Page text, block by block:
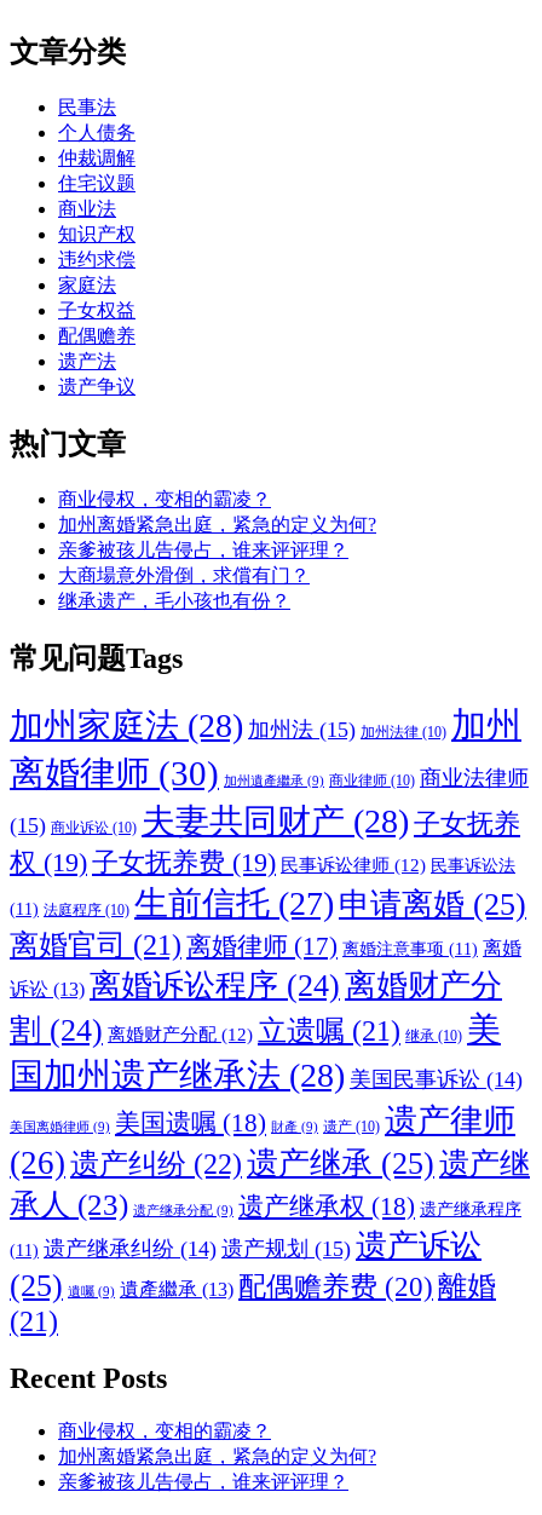
文章分类
民事法
个人债务
仲裁调解
住宅议题
商业法
知识产权
违约求偿
家庭法
子女权益
配偶赡养
遗产法
遗产争议
热门文章
商业侵权，变相的霸凌？
加州离婚紧急出庭，紧急的定义为何?
亲爹被孩儿告侵占，谁来评评理？
大商場意外滑倒，求償有门？
继承遗产，毛小孩也有份？
常见问题Tags
加州家庭法 (28) 加州法 (15) 加州法律 (10) 加州
离婚律师 (30) 加州遺產繼承 (9) 商业律师 (10) 商业法律师
(15) 商业诉讼 (10) 夫妻共同财产 (28) 子女抚养
权 (19)子女抚养费 (19) 民事诉讼律师 (12) 民事诉讼法
(11) 法庭程序 (10) 生前信托 (27) 申请离婚 (25)
离婚官司 (21) 离婚律师 (17) 离婚注意事项 (11) 离婚
诉讼 (13) 离婚诉讼程序 (24)离婚财产分
割 (24) 离婚财产分配 (12) 立遗嘱 (21) 继承 (10) 美
国加州遗产继承法 (28) 美国民事诉讼 (14)
美国离婚律师 (9) 美国遗嘱 (18) 財產 (9) 遗产 (10) 遗产律师
(26)遗产纠纷 (22)遗产继承 (25)遗产继
承人 (23) 遗产继承分配 (9) 遗产继承权 (18) 遗产继承程序
(11) 遗产继承纠纷 (14) 遗产规划 (15) 遗产诉讼
(25) 遺囑 (9) 遺產繼承 (13) 配偶赡养费 (20) 離婚
(21)
Recent Posts
商业侵权，变相的霸凌？
加州离婚紧急出庭，紧急的定义为何?
亲爹被孩儿告侵占，谁来评评理？